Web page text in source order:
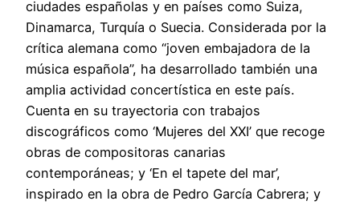
ciudades españolas y en países como Suiza,
Dinamarca, Turquía o Suecia. Considerada por la
crítica alemana como “joven embajadora de la
música española”, ha desarrollado también una
amplia actividad concertística en este país.
Cuenta en su trayectoria con trabajos
discográficos como ‘Mujeres del XXI’ que recoge
obras de compositoras canarias
contemporáneas; y ‘En el tapete del mar’,
inspirado en la obra de Pedro García Cabrera; y